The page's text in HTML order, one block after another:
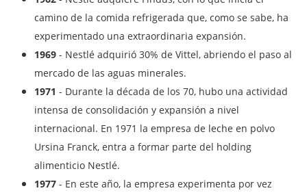
camino de la comida refrigerada que, como se sabe, ha
experimentado una extraordinaria expansión.
1969 - Nestlé adquirió 30% de Vittel, abriendo el paso al
mercado de las aguas minerales.
1971 - Durante la década de los 70, hubo una actividad
intensa de consolidación y expansión a nivel
internacional. En 1971 la empresa de leche en polvo
Ursina Franck, entra a formar parte del holding
alimenticio Nestlé.
1977 - En este año, la empresa experimenta por vez